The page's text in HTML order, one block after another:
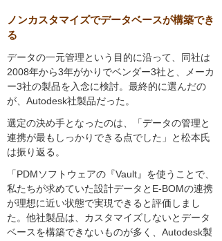
ノンカスタマイズでデータベースが構築でき
る
データの一元管理という目的に沿って、同社は
2008年から3年がかりでベンダー3社と、メーカ
ー3社の製品を入念に検討。最終的に選んだの
が、Autodesk社製品だった。
選定の決め手となったのは、「データの管理と
連携が最もしっかりできる点でした」と松本氏
は振り返る。
「PDMソフトウェアの『Vault』を使うことで、
私たちが求めていた設計データとE-BOMの連携
が理想に近い状態で実現できると評価しまし
た。他社製品は、カスタマイズしないとデータ
ベースを構築できないものが多く、Autodesk製